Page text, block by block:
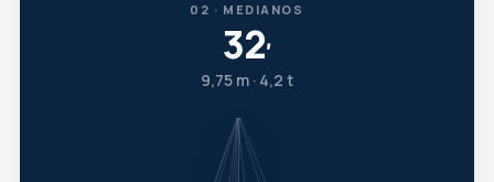
02 · MEDIANOS
32′
9,75 m · 4,2 t